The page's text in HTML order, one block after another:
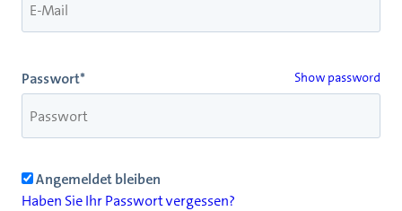
Passwort* Show password
Angemeldet bleiben
Haben Sie Ihr Passwort vergessen?